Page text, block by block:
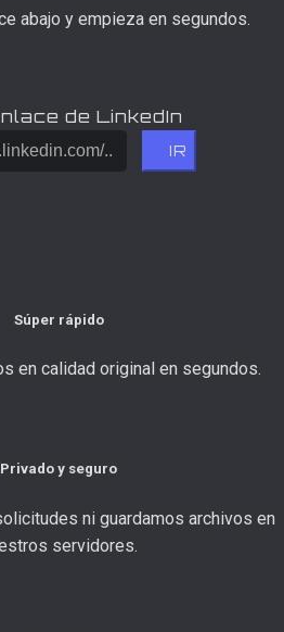
abajo y empieza en segundos.
de LinkedIn
IR
Súper rápido
en calidad original en segundos.
Privado y seguro
ni guardamos archivos en
servidores.